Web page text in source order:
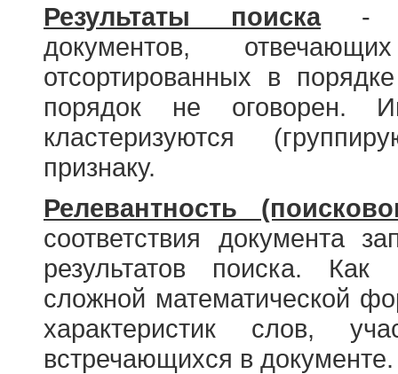
Результаты поиска-
документов,
отсортированных в
порядок не оговорен.
кластеризуются
признаку.
Релевантность
соответствия документа
результатов поиска.
сложной математической
характеристик слов,
встречающихся в документе.